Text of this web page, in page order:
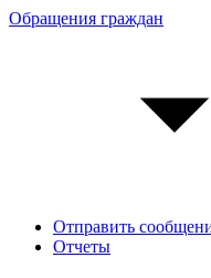
Обращения граждан
Отправить
Отчеты